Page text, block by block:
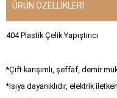
ÜRÜN ÖZELLIKLERI
404 Plastik Çelik Yapıştırıcı
*Çift karışımlı, şeffaf, demir
*Isıya dayanıklıdır, elektrik